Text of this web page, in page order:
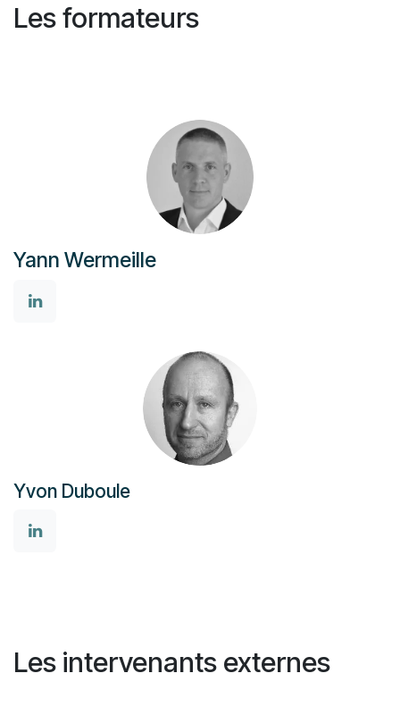
Les formateurs
Yann Wermeille
Yvon Duboule
Les intervenants externes